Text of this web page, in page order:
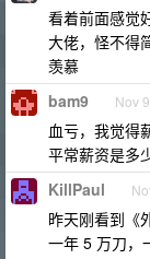
看着前面感觉
大佬，怪不得
羡慕
bam9 Nov
血亏，我觉得
平常薪资是多
KillPaul
昨天刚看到《
一年 5 万刀，